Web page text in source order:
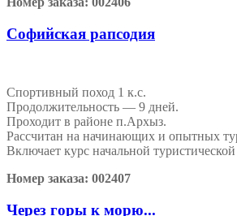
Софийская рапсодия
Спортивный поход 1 к.с.
Продолжительность — 9 дней.
Проходит в районе п.Архыз.
Рассчитан на начинающих и опытных
Включает курс начальной
Номер заказа: 002407
Через горы к морю...